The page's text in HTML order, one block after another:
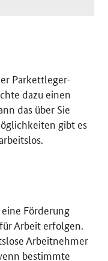
Parkettleger-
dazu einen
das über Sie
gibt es
Förderung
Arbeit erfolgen.
Arbeitnehmer
bestimmte